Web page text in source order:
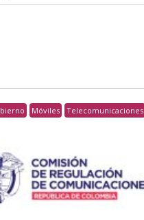
Móviles Telecomunicaciones